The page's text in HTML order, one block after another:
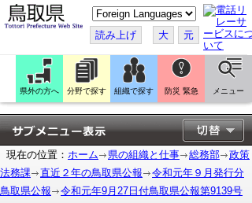
こ
の
ペ
ー
ジ
翻
訳
す
る
読み上げ 大 元
県外の方へ 分野で探す 組織で探す 防災 緊急 メニュー
現在の位置： ホーム 県の組織と仕事 総務部
政策
法務課
直近２年の鳥取県公報
令和元年９月発行分
鳥取県公報
令和元年9月27日付鳥取県公報第9139号